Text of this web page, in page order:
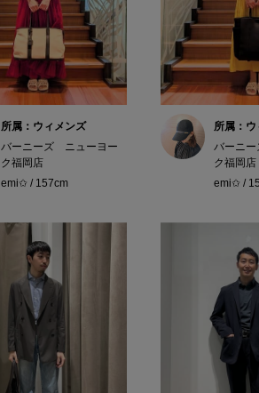
所属：ウィメンズ
バーニーズ ニューヨー
ク福岡店
emi✩ / 157cm
所属：
バーニ
ク福岡店
emi✩ /